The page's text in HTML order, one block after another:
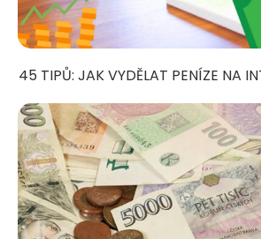
45 TIPŮ: JAK VYDĚLAT PENÍZE NA